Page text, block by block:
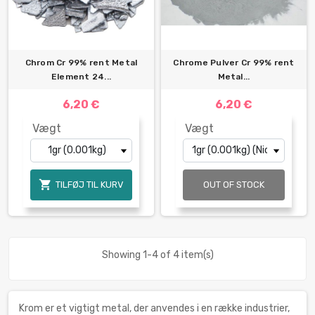
Chrom Cr 99% rent Metal
Element 24...
6,20 €
Vægt
 TILFØJ TIL KURV
Chrome Pulver Cr 99% rent
Metal...
6,20 €
Vægt
OUT OF STOCK
Showing 1-4 of 4 item(s)
Krom er et vigtigt metal, der anvendes i en række industrier,